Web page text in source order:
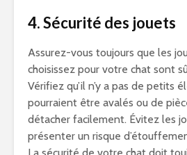
4. Sécurité des jouets
Assurez-vous toujours que les
choisissez pour votre chat sont
Vérifiez qu’il n’y a pas de petits
pourraient être avalés ou de
détacher facilement. Évitez les
présenter un risque